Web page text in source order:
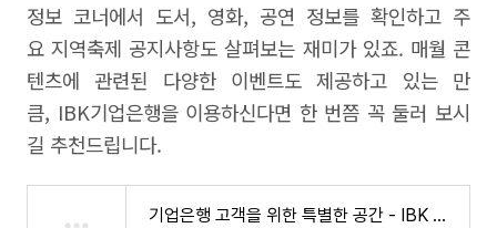
정보 코너에서 도서, 영화, 공연 정보를 확인하고 주
요 지역축제 공지사항도 살펴보는 재미가 있죠. 매월 콘
텐츠에 관련된 다양한 이벤트도 제공하고 있는 만
큼, IBK기업은행을 이용하신다면 한 번쯤 꼭 둘러 보시
길 추천드립니다.
기업은행 고객을 위한 특별한 공간 - IBK 사이버문화센터